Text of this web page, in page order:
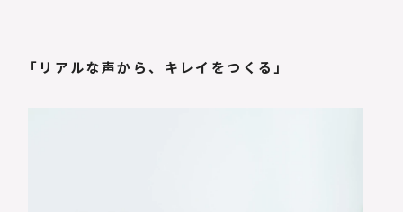
「リアルな声から、キレイをつくる」